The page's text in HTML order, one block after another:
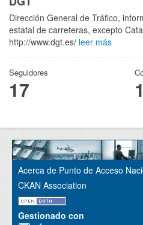
Dirección General de Tráfico,
estatal de carreteras, excepto
http://www.dgt.es/ leer más
Seguidores
17 1
Acerca de Punto de Acceso
CKAN Association
Gestionado con